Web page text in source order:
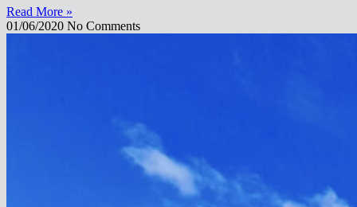
Read More »
01/06/2020 No Comments